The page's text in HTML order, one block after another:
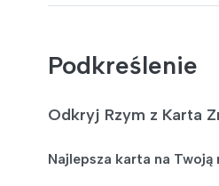
Podkreślenie
Odkryj Rzym z Karta
Najlepsza karta na